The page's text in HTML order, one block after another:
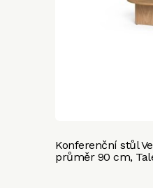
Konferenční stůl
průměr 90 cm,